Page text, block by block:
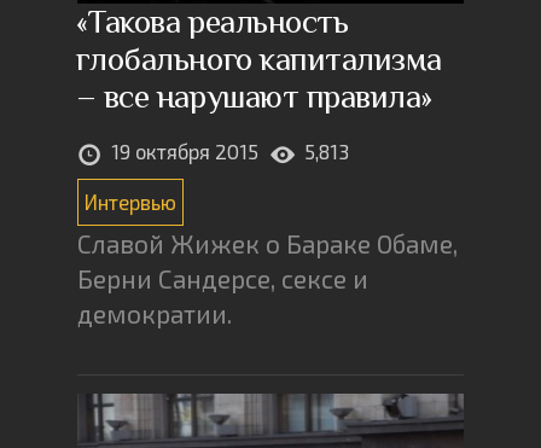
«Такова реальность
глобального капитализма
– все нарушают правила»
19 октября 2015 5,813
Интервью
Славой Жижек о Бараке Обаме,
Берни Сандерсе, сексе и
демократии.